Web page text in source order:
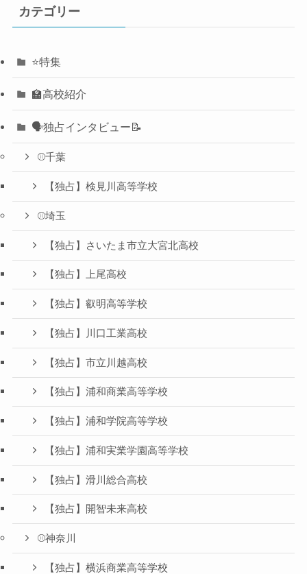
カテゴリー
⭐️特集
🏫高校紹介
🗣️独占インタビュー📝
⚾️千葉
【独占】検見川高等学校
⚾️埼玉
【独占】さいたま市立大宮北高校
【独占】上尾高校
【独占】叡明高等学校
【独占】川口工業高校
【独占】市立川越高校
【独占】浦和商業高等学校
【独占】浦和学院高等学校
【独占】浦和実業学園高等学校
【独占】滑川総合高校
【独占】開智未来高校
⚾️神奈川
【独占】横浜商業高等学校